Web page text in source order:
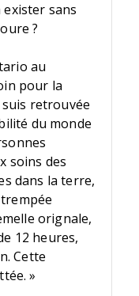
sans
?
au
pour la
suis retrouvée
du monde
soins des
dans la terre,
orignale,
12 heures,
Cette
»